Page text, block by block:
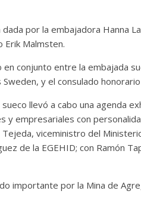
dada por la embajadora Hanna
Erik Malmsten.
conjunto entre la embajada
y el consulado
llevó a cabo una agenda
y empresariales con
viceministro del
de la EGEHID; con Ramón
importante por la Mina de